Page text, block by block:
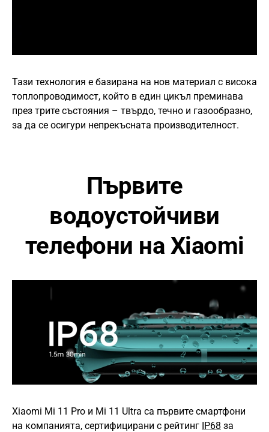
Тази технология е базирана на нов материал с висока
топлопроводимост, който в един цикъл преминава
през трите състояния – твърдо, течно и газообразно,
за да се осигури непрекъсната производителност.
Първите
водоустойчиви
телефони на Xiaomi
Xiaomi Mi 11 Pro и Mi 11 Ultra са първите смартфони
на компанията, сертифицирани с рейтинг IP68 за